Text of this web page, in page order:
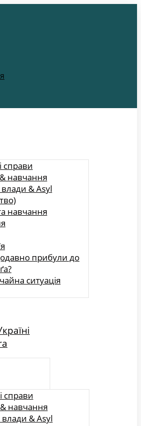
справи
навчання
& Asyl
навчання
прибули до
ситуація
справи
навчання
& Asyl